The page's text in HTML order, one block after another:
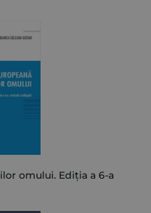
omului. Ediția a 6-a